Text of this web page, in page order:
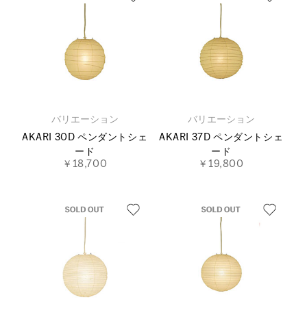
バリエーション
AKARI 30D ペンダントシェ
ード
￥18,700
バリエーション
AKARI 37D ペンダントシェ
ード
￥19,800